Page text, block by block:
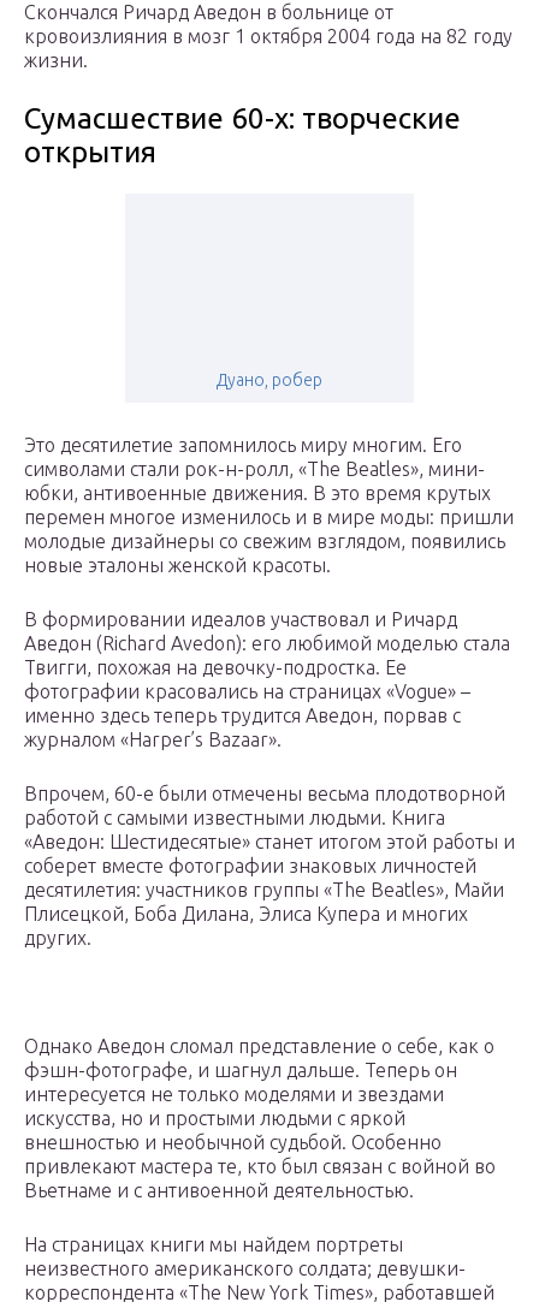
Скончался Ричард Аведон в больнице от
кровоизлияния в мозг 1 октября 2004 года на 82 году
жизни.
Сумасшествие 60-х: творческие
открытия
Дуано, робер
Это десятилетие запомнилось миру многим. Его
символами стали рок-н-ролл, «The Beatles», мини-
юбки, антивоенные движения. В это время крутых
перемен многое изменилось и в мире моды: пришли
молодые дизайнеры со свежим взглядом, появились
новые эталоны женской красоты.
В формировании идеалов участвовал и Ричард
Аведон (Richard Avedon): его любимой моделью стала
Твигги, похожая на девочку-подростка. Ее
фотографии красовались на страницах «Vogue» –
именно здесь теперь трудится Аведон, порвав с
журналом «Harper’s Bazaar».
Впрочем, 60-е были отмечены весьма плодотворной
работой с самыми известными людьми. Книга
«Аведон: Шестидесятые» станет итогом этой работы и
соберет вместе фотографии знаковых личностей
десятилетия: участников группы «The Beatles», Майи
Плисецкой, Боба Дилана, Элиса Купера и многих
других.
Однако Аведон сломал представление о себе, как о
фэшн-фотографе, и шагнул дальше. Теперь он
интересуется не только моделями и звездами
искусства, но и простыми людьми с яркой
внешностью и необычной судьбой. Особенно
привлекают мастера те, кто был связан с войной во
Вьетнаме и с антивоенной деятельностью.
На страницах книги мы найдем портреты
неизвестного американского солдата; девушки-
корреспондента «The New York Times», работавшей